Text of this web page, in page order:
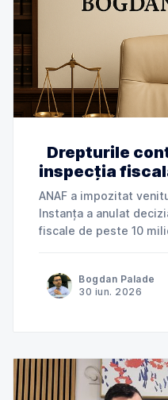
Drepturile
inspecția
ANAF a impozitat
Instanța a anulat decizia. ANAF a impus
fiscale de peste 10
dreptate contribuabilului. Jurisprudență
de Cabinet Avocat Bogdan
Bogdan Palade
30 iun. 2026